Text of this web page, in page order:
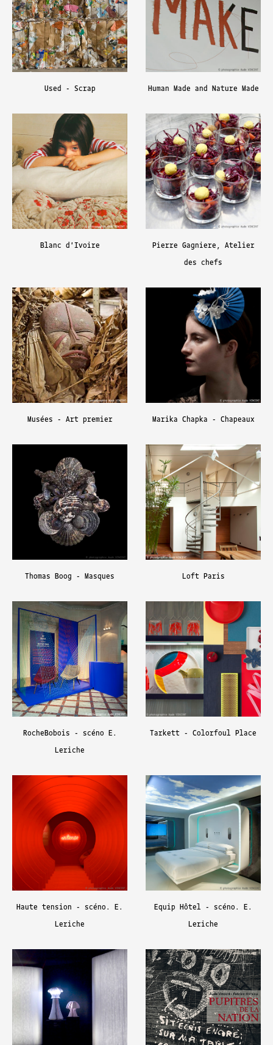
Used - Scrap Human Made and Nature Made
Blanc d'Ivoire
Pierre Gagniere, Atelier
des chefs
Musées - Art premier Marika Chapka - Chapeaux
Thomas Boog - Masques Loft Paris
RocheBobois - scéno E.
Leriche
Tarkett - Colorfoul Place
Haute tension - scéno. E.
Leriche
Equip Hôtel - scéno. E.
Leriche